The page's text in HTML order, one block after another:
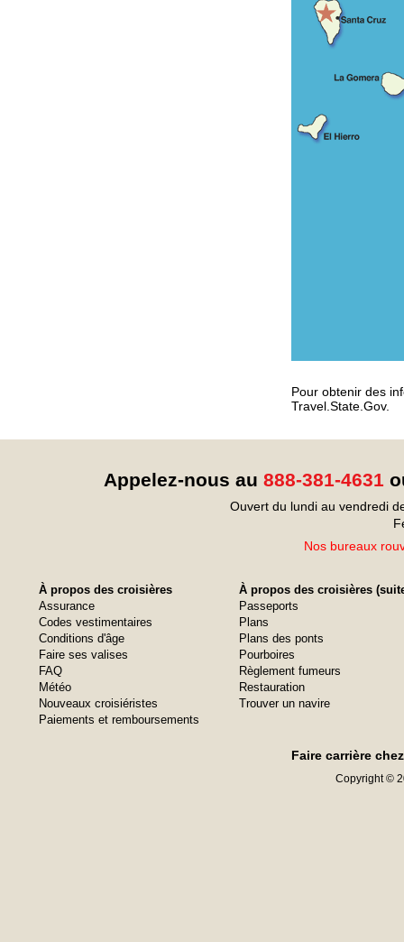
Pour obtenir des
Travel.State.Gov.
Appelez-nous au 888-381-4631
Ouvert du lundi au vendredi
Nos bureaux
À propos des croisières
Assurance
Codes vestimentaires
Conditions d'âge
Faire ses valises
FAQ
Météo
Nouveaux croisiéristes
Paiements et remboursements
À propos des croisières
Passeports
Plans
Plans des ponts
Pourboires
Règlement fumeurs
Restauration
Trouver un navire
Faire carrière
Copyright ©